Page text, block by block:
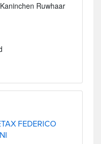
Ruwhaar
FEDERICO